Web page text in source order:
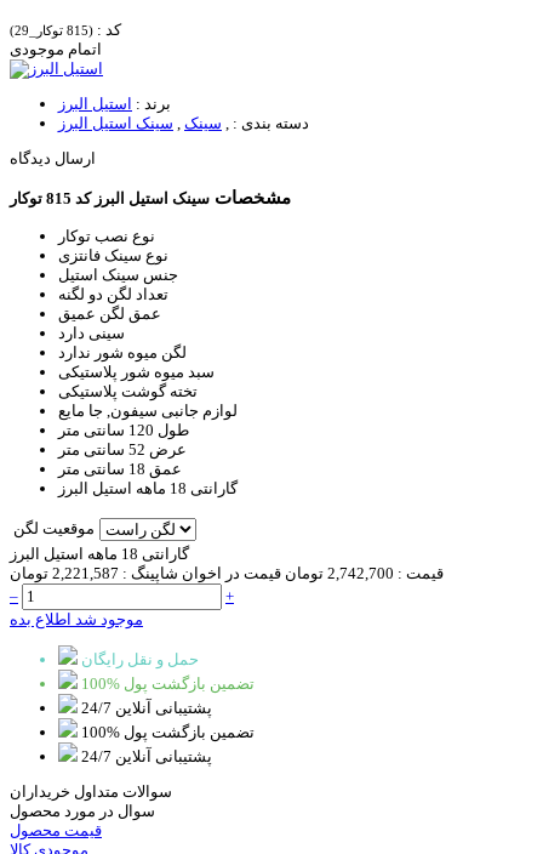
کد : (815 توکار_29)
اتمام موجودی
برند : استیل البرز
دسته بندی :
سینک
سینک استیل البرز
ارسال دیدگاه
مشخصات سینک استیل البرز کد 815 توکار
نوع نصب توکار
نوع سینک فانتزی
جنس سینک استیل
تعداد لگن دو لگنه
عمق لگن عمیق
سینی دارد
لگن میوه شور ندارد
سبد میوه شور پلاستیکی
تخته گوشت پلاستیکی
لوازم جانبی سیفون, جا مایع
طول 120 سانتی متر
عرض 52 سانتی متر
عمق 18 سانتی متر
گارانتی 18 ماهه استیل البرز
موقعیت لگن
گارانتی 18 ماهه استیل البرز
قیمت : 2,742,700 تومان قیمت در اخوان شاپینگ : 2,221,587 تومان
–
+
موجود شد اطلاع بده
حمل و نقل رایگان
100% تضمین بازگشت پول
پشتیبانی آنلاین 24/7
100% تضمین بازگشت پول
پشتیبانی آنلاین 24/7
سوالات متداول خریداران
سوال در مورد محصول
قیمت محصول
موجودی کالا